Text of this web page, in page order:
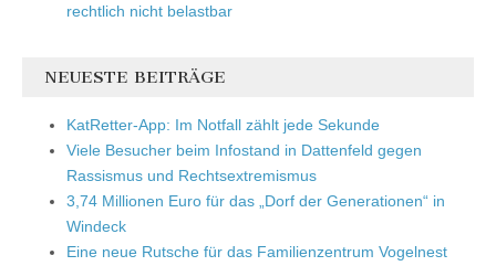
rechtlich nicht belastbar
NEUESTE BEITRÄGE
KatRetter-App: Im Notfall zählt jede Sekunde
Viele Besucher beim Infostand in Dattenfeld gegen
Rassismus und Rechtsextremismus
3,74 Millionen Euro für das „Dorf der Generationen“ in
Windeck
Eine neue Rutsche für das Familienzentrum Vogelnest